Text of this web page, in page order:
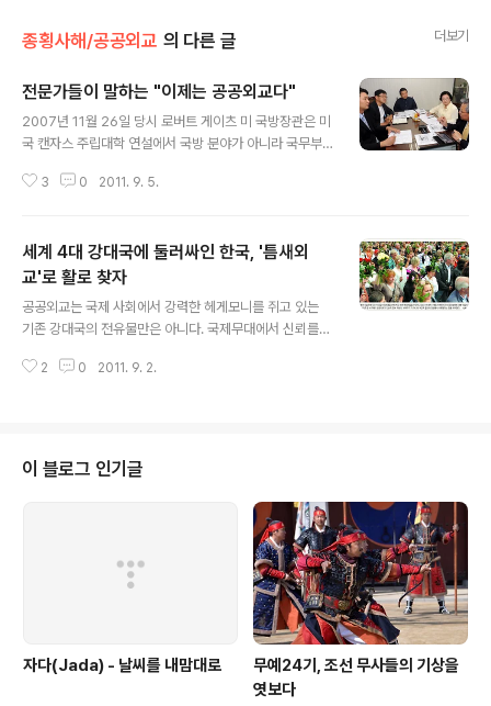
종횡사해/공공외교 의 다른 글 더보기
전문가들이 말하는 "이제는 공공외교다"
2007년 11월 26일 당시 로버트 게이츠 미 국방장관은 미
국 캔자스 주립대학 연설에서 국방 분야가 아니라 국무부
와 아프가니스탄 전쟁에서 얻을 수 있는 중요한 교훈은 군
더 잘 전달한다는 것은 당혹스런 일”이라고 털어놨다. 그는
그 원인으로 “근시안적 조치” 때문에 소프트파워에 대한
지원과 관심이 부족하다는 점을 꼽았다. 게이츠 장관이 지
적한 것처럼 국제 시민사회의 ‘이해와 공감’을 얻으려는 국
로파간다가 아니라 쌍방향 소통을 특징으로 하는 공공외교
3 0 2011. 9. 5.
세계 4대 강대국에 둘러싸인 한국, '틈새외
교'로 활로 찾자
공공외교는 국제 사회에서 강력한 헤게모니를 쥐고 있는
기존 강대국의 전유물만은 아니다. 국제무대에서 신뢰를
부 차원에서 강력한 공공외교를 펼치고 있다. 전문가들은
위치를 찾아 틈새를 파고드는 외교를 이른다. 평화 중재 국
가로 자리매김하면서 국제적 명성과 신뢰를 얻은 노르웨이
가 대표적인 사례로 꼽힌다. 지난달 전 세계는 노르웨이에
두 번 놀랐다. 극우주의자의 끔찍한 테러에 몸서리쳤고, 곧
이어 노르웨이 정부와 시민들이 보여준 증오에 대처하는
자세는 왜 노르웨이가 ‘평화의 나라’라는 수식어를..
2 0 2011. 9. 2.
이 블로그 인기글
자다(Jada) - 날씨를 내맘대로
무예24기, 조선 무사들의 기상을
엿보다